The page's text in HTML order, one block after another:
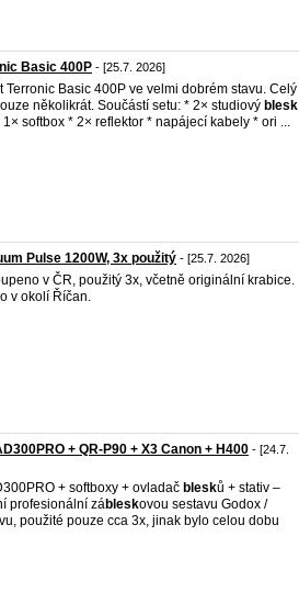
Basic 400P - [25.7. 2026]
Terronic Basic 400P ve velmi dobrém stavu. Celý
několikrát. Součástí setu: * 2× studiový blesk
softbox * 2× reflektor * napájecí kabely * ori ...
Pulse 1200W, 3x použitý - [25.7. 2026]
v ČR, použitý 3x, včetně originální krabice.
v okolí Říčan.
+ QR-P90 + X3 Canon + H400 - [24.7.
+ softboxy + ovladač blesků + stativ –
profesionální zábleskovou sestavu Godox /
použité pouze cca 3x, jinak bylo celou dobu